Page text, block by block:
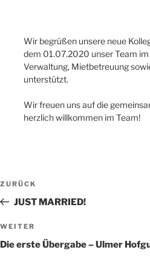
Wir begrüßen unsere neue
dem 01.07.2020 unser Team
Verwaltung, Mietbetreuung
unterstützt.
Wir freuen uns auf die
herzlich willkommen im Team!
Beitragsnavigation
Vorheriger
Beitrag
ZURÜCK
JUST MARRIED!
Nächster
Beitrag
WEITER
Die erste Übergabe – Ulmer